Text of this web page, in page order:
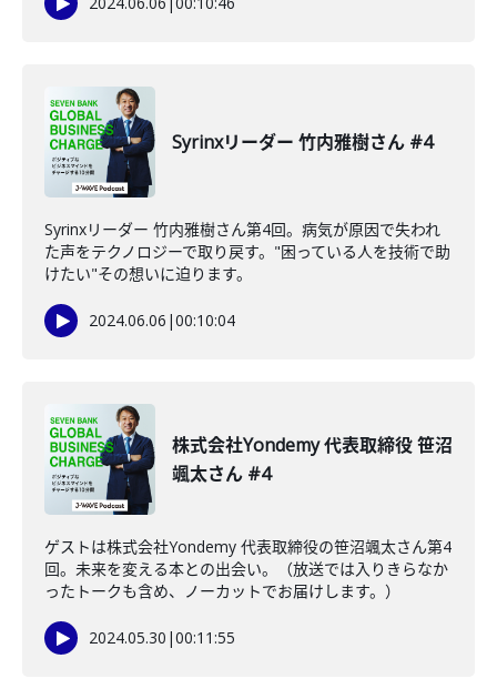
Syrinxリーダー 竹内雅樹さん #4
Syrinxリーダー 竹内雅樹さん第4回。病気が原因で失われ
た声をテクノロジーで取り戻す。"困っている人を技術で助
けたい"その想いに迫ります。
2024.06.06 |00:10:04
株式会社Yondemy 代表取締役 笹沼
颯太さん #4
ゲストは株式会社Yondemy 代表取締役の笹沼颯太さん第4
回。未来を変える本との出会い。（放送では入りきらなか
ったトークも含め、ノーカットでお届けします。）
2024.05.30 |00:11:55